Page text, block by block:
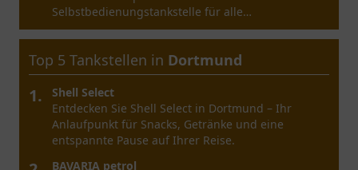
freundliche Atmosphäre erwarten Sie.
Top 5 Tankstellen in Köln
1.
Shell
Shell Köln bietet einen umfassenden Service für
Autofahrer. Besuchen Sie die Tankstelle für
Kraftstoff, Snacks und mehr.
EKTRA Tank 24h Köln Porz-Gremberghoven